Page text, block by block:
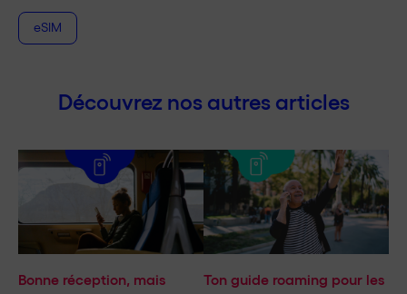
eSIM
Découvrez nos autres articles
Bonne réception, mais
Ton guide roaming pour les